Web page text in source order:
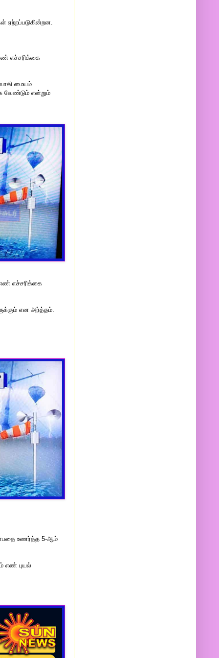
ஏற்றப்படுகின்றன.
எண் எச்சரிக்கை
மையம்
வேண்டும் என்றும்
எண் எச்சரிக்கை
என அர்த்தம்.
உணர்த்த 5-ஆம்
எண் புயல்